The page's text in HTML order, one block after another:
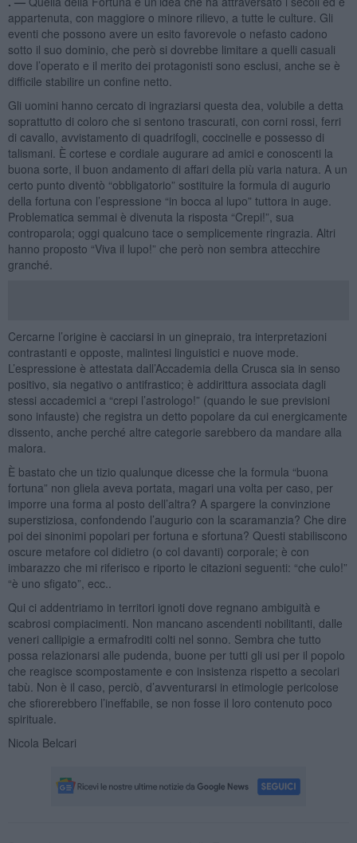
appartenuta, con maggiore o minore rilievo, a tutte le culture. Gli
eventi che possono avere un esito favorevole o nefasto cadono
sotto il suo dominio, che però si dovrebbe limitare a quelli casuali
dove l’operato e il merito dei protagonisti sono esclusi, anche se è
difficile stabilire un confine netto.
Gli uomini hanno cercato di ingraziarsi questa dea, volubile a detta
soprattutto di coloro che si sentono trascurati, con corni rossi, ferri
di cavallo, avvistamento di quadrifogli, coccinelle e possesso di
talismani. È cortese e cordiale augurare ad amici e conoscenti la
buona sorte, il buon andamento di affari della più varia natura. A un
certo punto diventò “obbligatorio” sostituire la formula di augurio
della fortuna con l’espressione “in bocca al lupo” tuttora in auge.
Problematica semmai è divenuta la risposta “Crepi!”, sua
controparola; oggi qualcuno tace o semplicemente ringrazia. Altri
hanno proposto “Viva il lupo!” che però non sembra attecchire
granché.
Cercarne l’origine è cacciarsi in un ginepraio, tra interpretazioni
contrastanti e opposte, malintesi linguistici e nuove mode.
L’espressione è attestata dall’Accademia della Crusca sia in senso
positivo, sia negativo o antifrastico; è addirittura associata dagli
stessi accademici a “crepi l’astrologo!” (quando le sue previsioni
sono infauste) che registra un detto popolare da cui energicamente
dissento, anche perché altre categorie sarebbero da mandare alla
malora.
È bastato che un tizio qualunque dicesse che la formula “buona
fortuna” non gliela aveva portata, magari una volta per caso, per
imporre una forma al posto dell’altra? A spargere la convinzione
superstiziosa, confondendo l’augurio con la scaramanzia? Che dire
poi dei sinonimi popolari per fortuna e sfortuna? Questi stabiliscono
oscure metafore col didietro (o col davanti) corporale; è con
imbarazzo che mi riferisco e riporto le citazioni seguenti: “che culo!”
“è uno sfigato”, ecc..
Qui ci addentriamo in territori ignoti dove regnano ambiguità e
scabrosi compiacimenti. Non mancano ascendenti nobilitanti, dalle
veneri callipigie a ermafroditi colti nel sonno. Sembra che tutto
possa relazionarsi alle pudenda, buone per tutti gli usi per il popolo
che reagisce scompostamente e con insistenza rispetto a secolari
tabù. Non è il caso, perciò, d’avventurarsi in etimologie pericolose
che sfiorerebbero l’ineffabile, se non fosse il loro contenuto poco
spirituale.
Nicola Belcari